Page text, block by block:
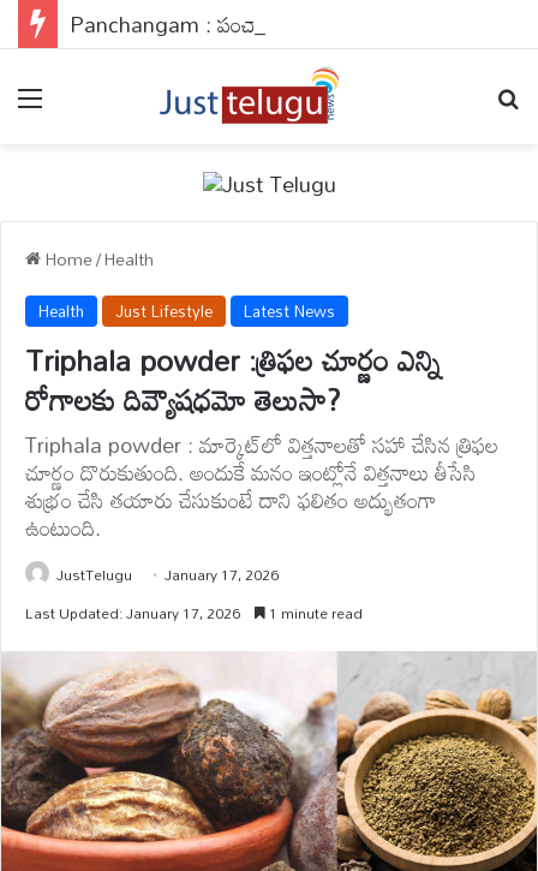
Panchangam : పంచాంగం
Home/Health
Health Just Lifestyle Latest News
Triphala powder :త్రిఫల చూర్ణం ఎన్ని
రోగాలకు దివ్యౌషధమో తెలుసా?
Triphala powder : మార్కెట్‌లో విత్తనాలతో సహా చేసిన త్రిఫల
చూర్ణం దొరుకుతుంది. అందుకే మనం ఇంట్లోనే విత్తనాలు తీసేసి
శుభ్రం చేసి తయారు చేసుకుంటే దాని ఫలితం అద్భుతంగా
ఉంటుంది.
JustTelugu
January 17, 2026
Last Updated: January 17, 2026
1 minute read